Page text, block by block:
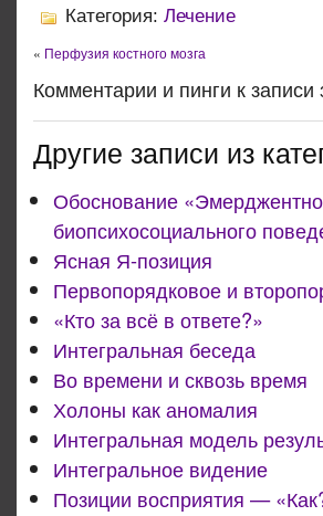
Категория: Лечение
« Перфузия костного мозга
Комментарии и пинги к
Другие записи из
Обоснование
биопсихосоциального
Ясная Я-позиция
Первопорядковое и
«Кто за всё в ответе?»
Интегральная беседа
Во времени и сквозь время
Холоны как аномалия
Интегральная модель
Интегральное видение
Позиции восприятия —